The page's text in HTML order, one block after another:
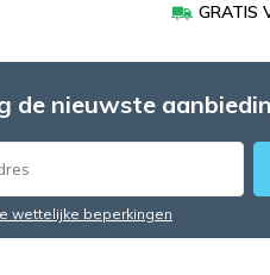
GRATIS
de nieuwste
wettelijke beperkingen